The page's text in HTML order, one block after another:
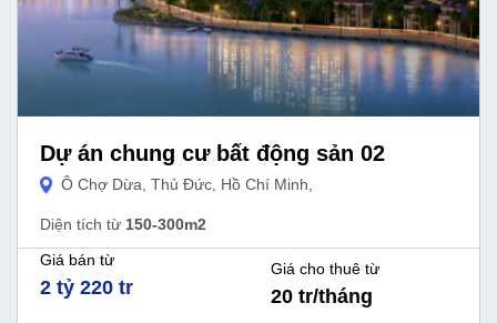
Dự án chung cư bất động sản 02
Ô Chợ Dừa, Thủ Đức, Hồ Chí Minh,
Diện tích từ 150-300m2
Giá bán từ
2 tỷ 220 tr
Giá cho thuê từ
20 tr/tháng